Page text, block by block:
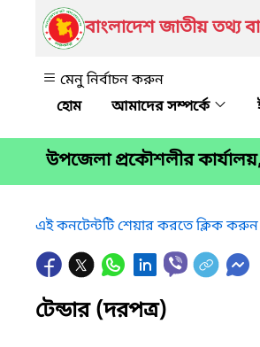
বাংলাদেশ জাতীয় তথ্য
মেনু নির্বাচন করুন
আমাদের সম্পর্কে
উপজেলা প্রকৌশলীর
এই কনটেন্টটি শেয়ার করতে ক্লিক করুন
টেন্ডার (দরপত্র)